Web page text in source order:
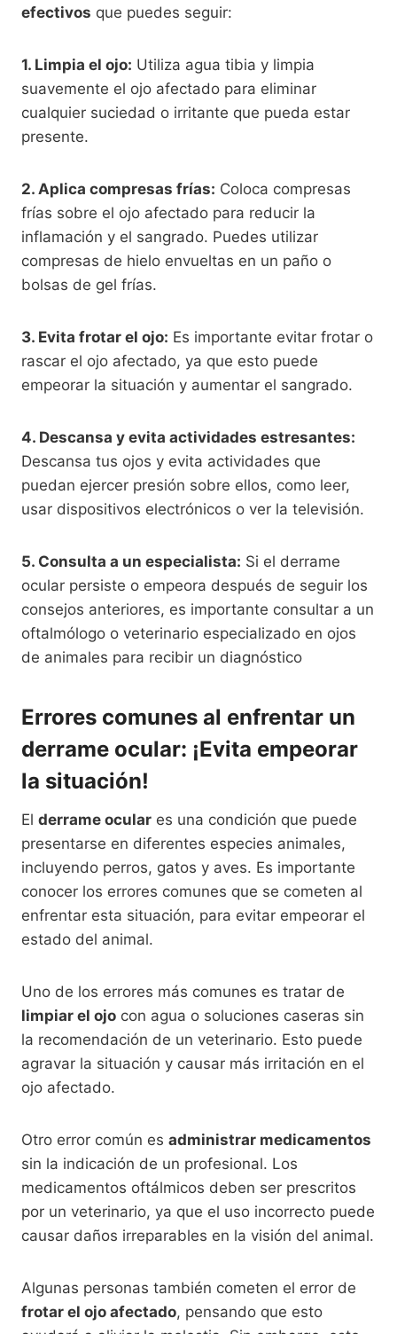
efectivos que puedes seguir:
1. Limpia el ojo: Utiliza agua tibia y limpia
suavemente el ojo afectado para eliminar
cualquier suciedad o irritante que pueda estar
presente.
2. Aplica compresas frías: Coloca compresas
frías sobre el ojo afectado para reducir la
inflamación y el sangrado. Puedes utilizar
compresas de hielo envueltas en un paño o
bolsas de gel frías.
3. Evita frotar el ojo: Es importante evitar frotar o
rascar el ojo afectado, ya que esto puede
empeorar la situación y aumentar el sangrado.
4. Descansa y evita actividades estresantes:
Descansa tus ojos y evita actividades que
puedan ejercer presión sobre ellos, como leer,
usar dispositivos electrónicos o ver la televisión.
5. Consulta a un especialista: Si el derrame
ocular persiste o empeora después de seguir los
consejos anteriores, es importante consultar a un
oftalmólogo o veterinario especializado en ojos
de animales para recibir un diagnóstico
Errores comunes al enfrentar un
derrame ocular: ¡Evita empeorar
la situación!
El derrame ocular es una condición que puede
presentarse en diferentes especies animales,
incluyendo perros, gatos y aves. Es importante
conocer los errores comunes que se cometen al
enfrentar esta situación, para evitar empeorar el
estado del animal.
Uno de los errores más comunes es tratar de
limpiar el ojo con agua o soluciones caseras sin
la recomendación de un veterinario. Esto puede
agravar la situación y causar más irritación en el
ojo afectado.
Otro error común es administrar medicamentos
sin la indicación de un profesional. Los
medicamentos oftálmicos deben ser prescritos
por un veterinario, ya que el uso incorrecto puede
causar daños irreparables en la visión del animal.
Algunas personas también cometen el error de
frotar el ojo afectado, pensando que esto